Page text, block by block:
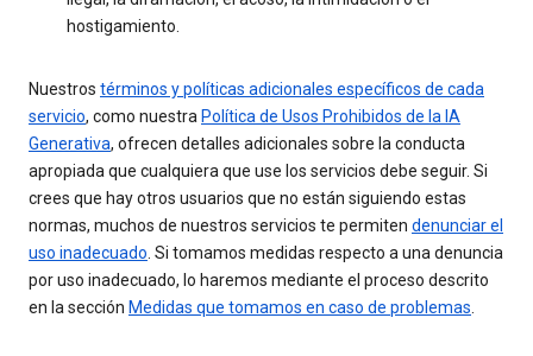
hostigamiento.
Nuestros términos y políticas adicionales específicos de cada
servicio, como nuestra Política de Usos Prohibidos de la IA
Generativa, ofrecen detalles adicionales sobre la conducta
apropiada que cualquiera que use los servicios debe seguir. Si
crees que hay otros usuarios que no están siguiendo estas
normas, muchos de nuestros servicios te permiten denunciar el
uso inadecuado. Si tomamos medidas respecto a una denuncia
por uso inadecuado, lo haremos mediante el proceso descrito
en la sección Medidas que tomamos en caso de problemas.